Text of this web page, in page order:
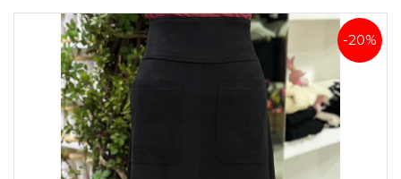
-20%